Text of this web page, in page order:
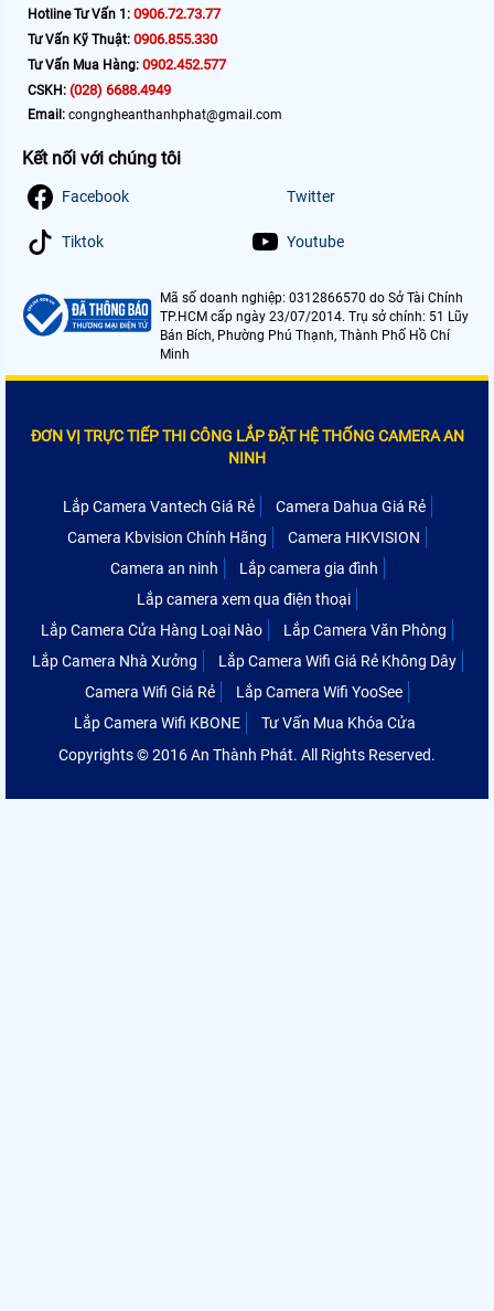
Hotline Tư Vấn 1: 0906.72.73.77
Tư Vấn Kỹ Thuật: 0906.855.330
Tư Vấn Mua Hàng: 0902.452.577
CSKH: (028) 6688.4949
Email: congngheanthanhphat@gmail.com
Kết nối với chúng tôi
Facebook Twitter
Tiktok Youtube
Mã số doanh nghiệp: 0312866570 do Sở Tài Chính
TP.HCM cấp ngày 23/07/2014. Trụ sở chính: 51 Lũy
Bán Bích, Phường Phú Thạnh, Thành Phố Hồ Chí
Minh
ĐƠN VỊ TRỰC TIẾP THI CÔNG LẮP ĐẶT HỆ THỐNG CAMERA AN
NINH
Lắp Camera Vantech Giá Rẻ
Camera Dahua Giá Rẻ
Camera Kbvision Chính Hãng
Camera HIKVISION
Camera an ninh
Lắp camera gia đình
Lắp camera xem qua điện thoại
Lắp Camera Cửa Hàng Loại Nào
Lắp Camera Văn Phòng
Lắp Camera Nhà Xưởng
Lắp Camera Wifi Giá Rẻ Không Dây
Camera Wifi Giá Rẻ
Lắp Camera Wifi YooSee
Lắp Camera Wifi KBONE
Tư Vấn Mua Khóa Cửa
Copyrights © 2016 An Thành Phát. All Rights Reserved.